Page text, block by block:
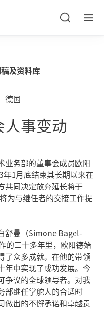
及资料库
德国
人事变动
业务部的董事会成员欧阳
1月底结束其长期以来在
共同决定放弃延长将于
为与继任者的交接工作提
舒曼（Simone Bagel-
的三十多年里，欧阳德始
了众多成就。在他的带领
年中实现了成功发展。今
争议的全球领导者。对我
部继任掌舵人的合适时
做出的不懈承诺和卓越贡